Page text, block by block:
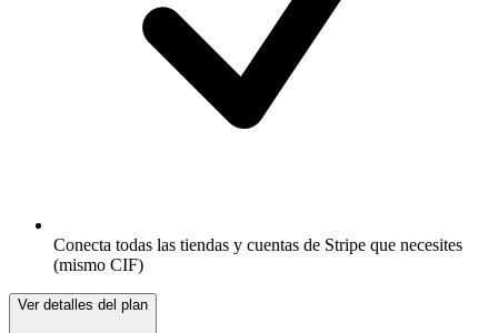
Conecta todas las tiendas y cuentas de Stripe que necesites
(mismo CIF)
Ver detalles del plan